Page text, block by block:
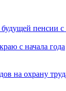
пенсии с
с начала года
на охрану